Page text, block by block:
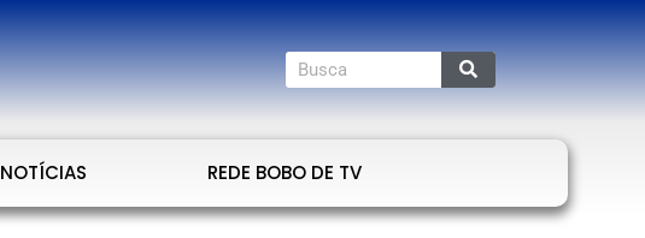
NOTÍCIAS REDE BOBO DE TV